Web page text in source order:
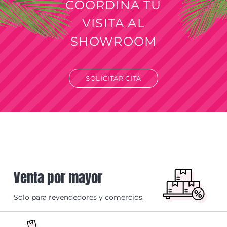
COORDINÁ TU
VISITA AL
SHOWROOM
SOLICITAR CITA
Venta por mayor
Solo para revendedores y comercios.